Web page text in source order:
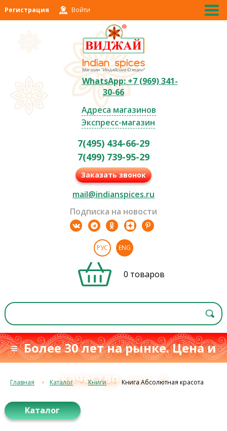
Регистрация Войти
WhatsApp: +7 (969) 341-
30-66
Адреса магазинов
Экспресс-магазин
7(495) 434-66-29
7(499) 739-95-29
Заказать звонок
mail@indianspices.ru
Подписка на новости
РУС ENG
0 товаров
≡ Более 30 лет на рынке. Цена и
качествос 1993 г.≡
Главная Каталог Книги Книга Абсолютная красота
Каталог